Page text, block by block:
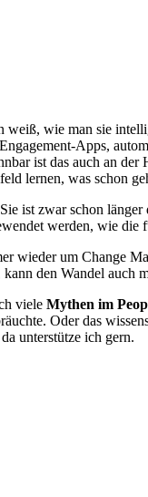
wie man sie
Apps,
ist das auch an
lernen, was schon
ist zwar schon
werden, wie die
wieder um Change
den Wandel auch
viele Mythen im
Oder das
unterstütze ich gern.